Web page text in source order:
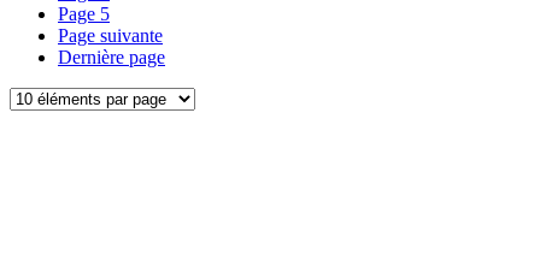
Page 5
Page suivante
Dernière page